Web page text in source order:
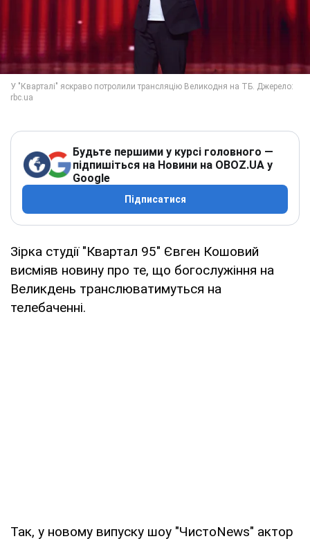
Будьте першими у курсі головного —
підпишіться на Новини на OBOZ.UA у
Google
Підписатися
Зірка студії "Квартал 95" Євген Кошовий
висміяв новину про те, що богослужіння на
Великдень транслюватимуться на
телебаченні.
Так, у новому випуску шоу "ЧистоNews" актор